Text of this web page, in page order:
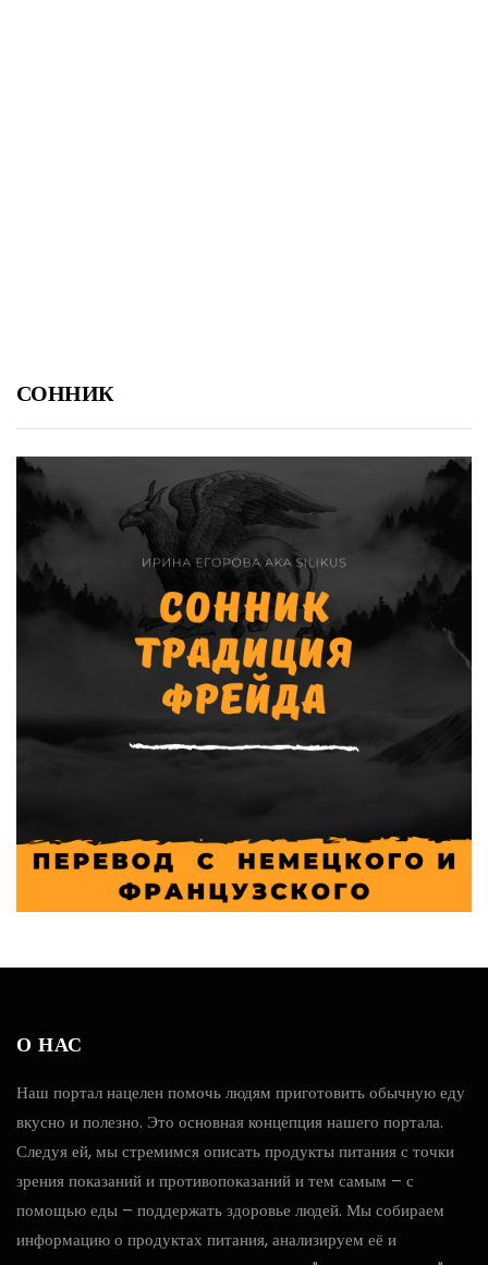
СОННИК
О НАС
Наш портал нацелен помочь людям приготовить обычную еду
вкусно и полезно. Это основная концепция нашего портала.
Следуя ей, мы стремимся описать продукты питания с точки
зрения показаний и противопоказаний и тем самым – с
помощью еды – поддержать здоровье людей. Мы собираем
информацию о продуктах питания, анализируем её и